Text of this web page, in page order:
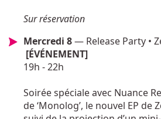
Sur réservation
Mercredi 8— Release Party •
[ÉVÉNEMENT]
19h - 22h
Soirée spéciale avec Nuance
de ‘Monolog’, le nouvel EP de